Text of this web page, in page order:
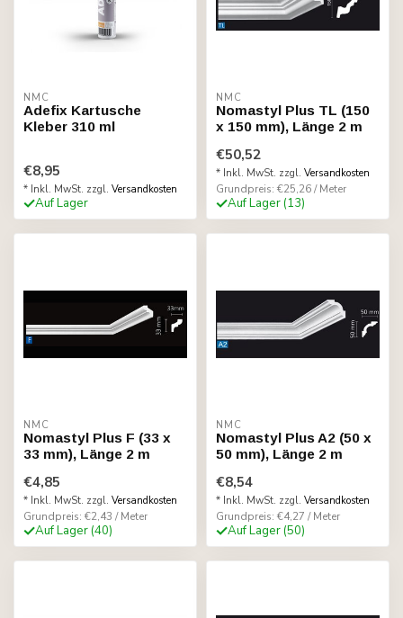
NMC
Adefix Kartusche
Kleber 310 ml
€8,95
* Inkl. MwSt. zzgl. Versandkosten
Auf Lager
NMC
Nomastyl Plus TL (150
x 150 mm), Länge 2 m
€50,52
* Inkl. MwSt. zzgl. Versandkosten
Grundpreis: €25,26 / Meter
Auf Lager (13)
NMC
Nomastyl Plus F (33 x
33 mm), Länge 2 m
€4,85
* Inkl. MwSt. zzgl. Versandkosten
Grundpreis: €2,43 / Meter
Auf Lager (40)
NMC
Nomastyl Plus A2 (50 x
50 mm), Länge 2 m
€8,54
* Inkl. MwSt. zzgl. Versandkosten
Grundpreis: €4,27 / Meter
Auf Lager (50)